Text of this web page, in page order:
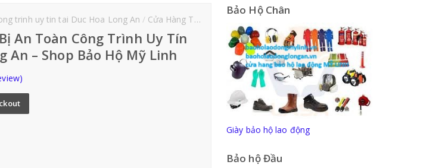
trinh uy tin tai Duc Hoa Long An Cửa Hàng Thiết Bị An Toàn Công Trình Uy Tín Tại Đức Hòa Long An
An Toàn Công Trình Uy Tín
An – Shop Bảo Hộ Mỹ Linh
Bảo Hộ Chân
Giày bảo hộ lao động
Bảo hộ Đầu